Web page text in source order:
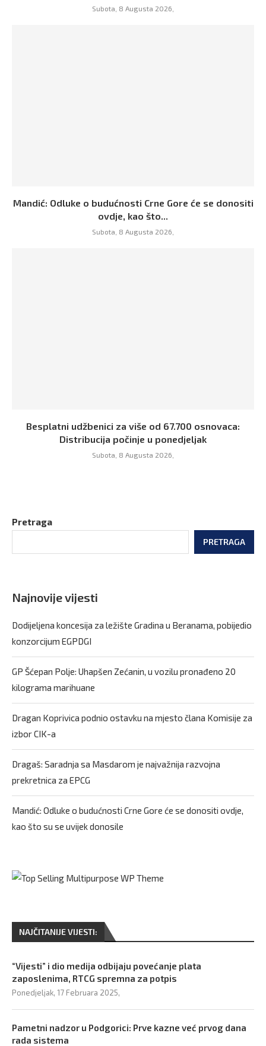
Subota, 8 Augusta 2026,
Mandić: Odluke o budućnosti Crne Gore će se donositi
ovdje, kao što...
Subota, 8 Augusta 2026,
Besplatni udžbenici za više od 67.700 osnovaca:
Distribucija počinje u ponedjeljak
Subota, 8 Augusta 2026,
Pretraga
PRETRAGA
Najnovije vijesti
Dodijeljena koncesija za ležište Gradina u Beranama, pobijedio
konzorcijum EGPDGI
GP Šćepan Polje: Uhapšen Zećanin, u vozilu pronađeno 20
kilograma marihuane
Dragan Koprivica podnio ostavku na mjesto člana Komisije za
izbor CIK-a
Dragaš: Saradnja sa Masdarom je najvažnija razvojna
prekretnica za EPCG
Mandić: Odluke o budućnosti Crne Gore će se donositi ovdje,
kao što su se uvijek donosile
NAJČITANIJE VIJESTI:
“Vijesti” i dio medija odbijaju povećanje plata
zaposlenima, RTCG spremna za potpis
Ponedjeljak, 17 Februara 2025,
Pametni nadzor u Podgorici: Prve kazne već prvog dana
rada sistema